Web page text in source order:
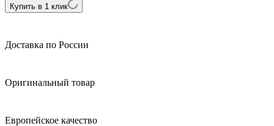
Купить в 1 клик
Доставка по России
Оригинальный товар
Европейское качество